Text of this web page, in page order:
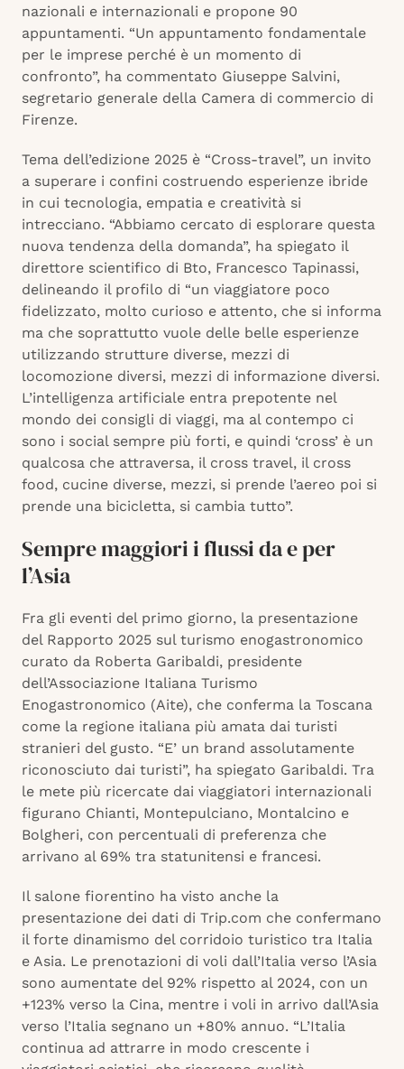
nazionali e internazionali e propone 90
appuntamenti. “Un appuntamento fondamentale
per le imprese perché è un momento di
confronto”, ha commentato Giuseppe Salvini,
segretario generale della Camera di commercio di
Firenze.
Tema dell’edizione 2025 è “Cross-travel”, un invito
a superare i confini costruendo esperienze ibride
in cui tecnologia, empatia e creatività si
intrecciano. “Abbiamo cercato di esplorare questa
nuova tendenza della domanda”, ha spiegato il
direttore scientifico di Bto, Francesco Tapinassi,
delineando il profilo di “un viaggiatore poco
fidelizzato, molto curioso e attento, che si informa
ma che soprattutto vuole delle belle esperienze
utilizzando strutture diverse, mezzi di
locomozione diversi, mezzi di informazione diversi.
L’intelligenza artificiale entra prepotente nel
mondo dei consigli di viaggi, ma al contempo ci
sono i social sempre più forti, e quindi ‘cross’ è un
qualcosa che attraversa, il cross travel, il cross
food, cucine diverse, mezzi, si prende l’aereo poi si
prende una bicicletta, si cambia tutto”.
Sempre maggiori i flussi da e per
l’Asia
Fra gli eventi del primo giorno, la presentazione
del Rapporto 2025 sul turismo enogastronomico
curato da Roberta Garibaldi, presidente
dell’Associazione Italiana Turismo
Enogastronomico (Aite), che conferma la Toscana
come la regione italiana più amata dai turisti
stranieri del gusto. “E’ un brand assolutamente
riconosciuto dai turisti”, ha spiegato Garibaldi. Tra
le mete più ricercate dai viaggiatori internazionali
figurano Chianti, Montepulciano, Montalcino e
Bolgheri, con percentuali di preferenza che
arrivano al 69% tra statunitensi e francesi.
Il salone fiorentino ha visto anche la
presentazione dei dati di Trip.com che confermano
il forte dinamismo del corridoio turistico tra Italia
e Asia. Le prenotazioni di voli dall’Italia verso l’Asia
sono aumentate del 92% rispetto al 2024, con un
+123% verso la Cina, mentre i voli in arrivo dall’Asia
verso l’Italia segnano un +80% annuo. “L’Italia
continua ad attrarre in modo crescente i